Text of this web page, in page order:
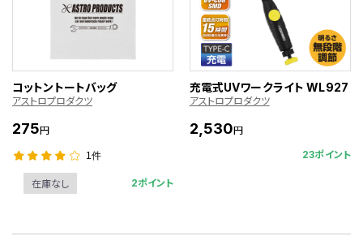
コットントートバッグ
アストロプロダクツ
275円
1件
在庫なし 2ポイント
充電式UVワークライト WL927
アストロプロダクツ
2,530円
23ポイント